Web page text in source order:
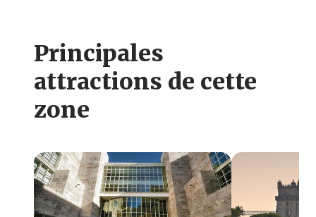
Principales
attractions de cette
zone